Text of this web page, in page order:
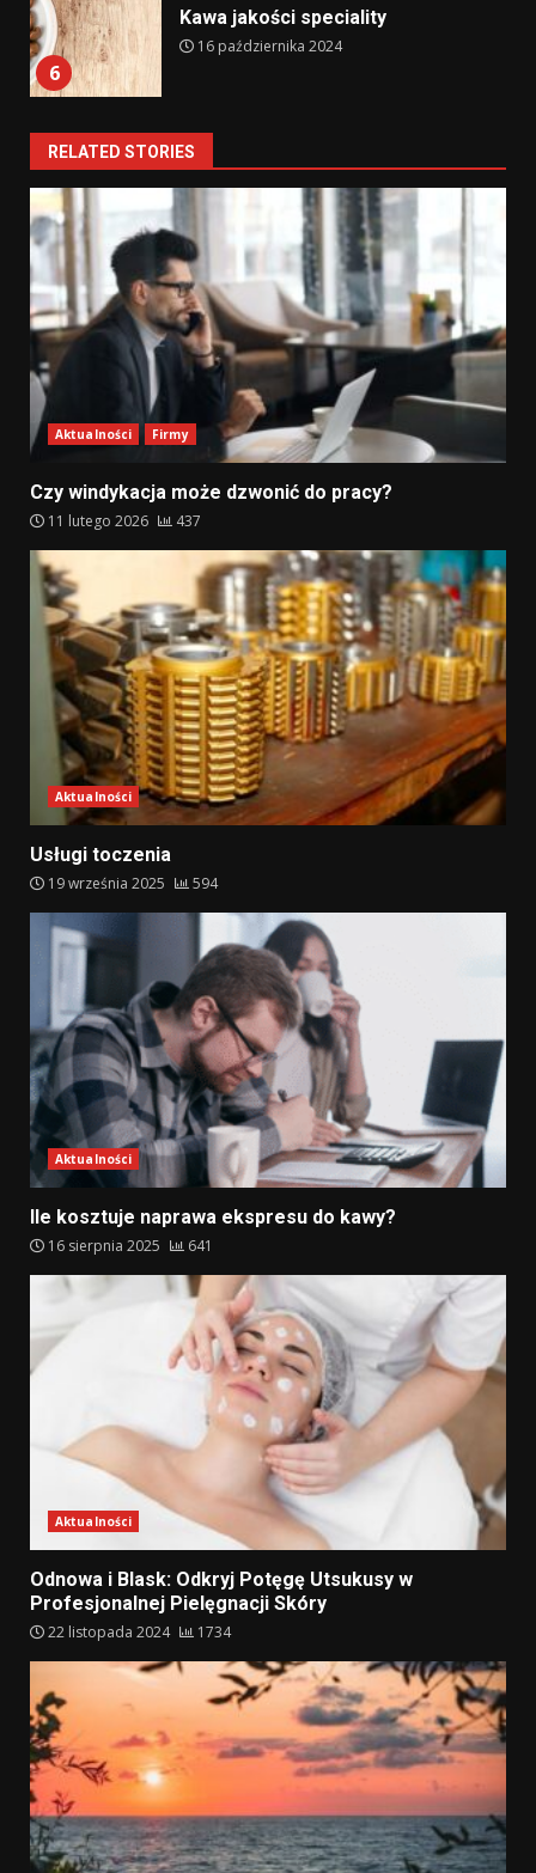
6
Kawa jakości speciality
16 października 2024
RELATED STORIES
Aktualności Firmy
Czy windykacja może dzwonić do pracy?
11 lutego 2026 437
Aktualności
Usługi toczenia
19 września 2025 594
Aktualności
Ile kosztuje naprawa ekspresu do kawy?
16 sierpnia 2025 641
Aktualności
Odnowa i Blask: Odkryj Potęgę Utsukusy w
Profesjonalnej Pielęgnacji Skóry
22 listopada 2024 1734